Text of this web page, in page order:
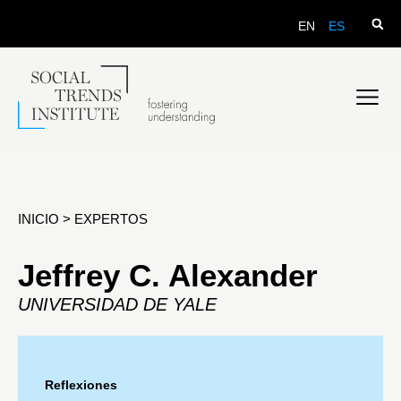
EN ES
INICIO > EXPERTOS
Jeffrey C. Alexander
UNIVERSIDAD DE YALE
Reflexiones